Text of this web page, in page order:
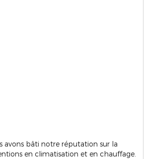
avons bâti notre réputation sur la
en climatisation et en chauffage.